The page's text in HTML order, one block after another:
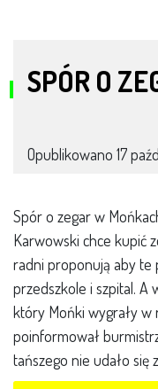
SPÓR O
Opublikowano 17
Spór o zegar w
Karwowski chce kupić
radni proponują aby te
przedszkole i szpital. A
który Mońki wygrały
poinformował
tańszego nie udało się